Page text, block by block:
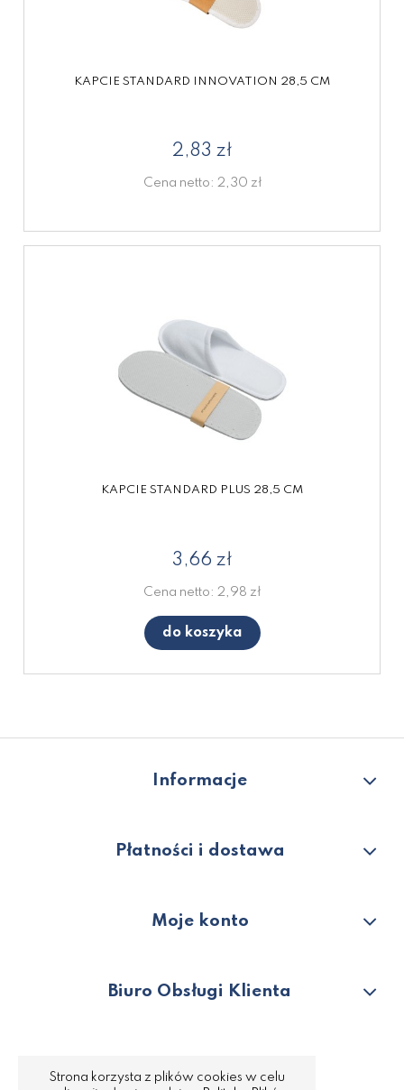
Strona korzysta z plików cookies w celu
KAPCIE STANDARD INNOVATION 28,5 CM
2,83 zł
Cena netto: 2,30 zł
KAPCIE STANDARD PLUS 28,5 CM
3,66 zł
Cena netto: 2,98 zł
do koszyka
Informacje
Płatności i dostawa
Moje konto
Biuro Obsługi Klienta